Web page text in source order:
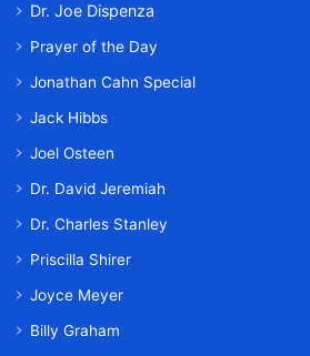
Dr. Joe Dispenza
Prayer of the Day
Jonathan Cahn Special
Jack Hibbs
Joel Osteen
Dr. David Jeremiah
Dr. Charles Stanley
Priscilla Shirer
Joyce Meyer
Billy Graham